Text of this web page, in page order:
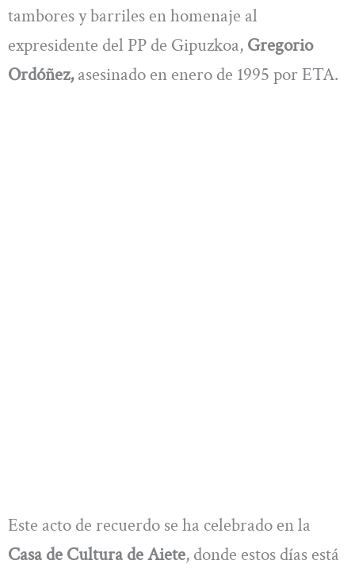
tambores y barriles en homenaje al
expresidente del PP de Gipuzkoa, Gregorio
Ordóñez,asesinado en enero de 1995 por ETA.
Este acto de recuerdo se ha celebrado en la
Casa de Cultura de Aiete, donde estos días está